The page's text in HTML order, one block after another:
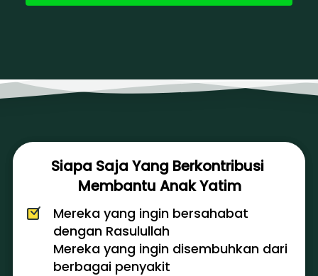
Siapa Saja Yang Berkontribusi
Membantu Anak Yatim
Mereka yang ingin bersahabat
dengan Rasulullah
Mereka yang ingin disembuhkan dari
berbagai penyakit